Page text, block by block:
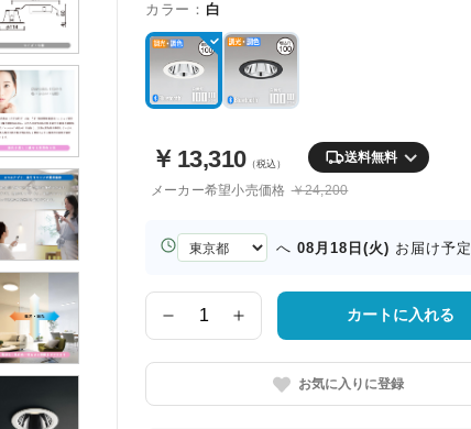
カラー： 白
￥ 13,310（税込） 送料無料
メーカー希望小売価格 ￥24,200
お
届
へ 08月18日(火) お届け予定
数
量
カートに入れる
お気に入りに登録